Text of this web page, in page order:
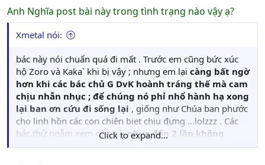
Anh Nghĩa post bài này trong tình trạng nào vậy ạ?
Xmetal nói:
bác này nói chuẩn quá đi mất . Trước em cũng bức xúc
hộ Zoro và Kaka` khi bị vậy ; nhưng em lại càng bất ngờ
hơn khi các bác chủ G DvK hoành tráng thế mà cam
chịu nhẫn nhục ; để chúng nó phỉ nhổ hành hạ xong
lại ban ơn cứu đi sống lại , giống như Chúa ban phước
cho linh hồn các con chiên biet chịu đựng ...lolzzz . Các
bác thử ngẫm xem có phảinhục đến 2 lần không
:whew:
Click to expand...